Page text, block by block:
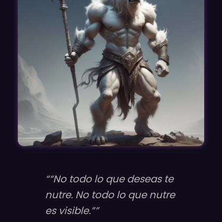
““No todo lo que deseas te
nutre. No todo lo que nutre
es visible.””